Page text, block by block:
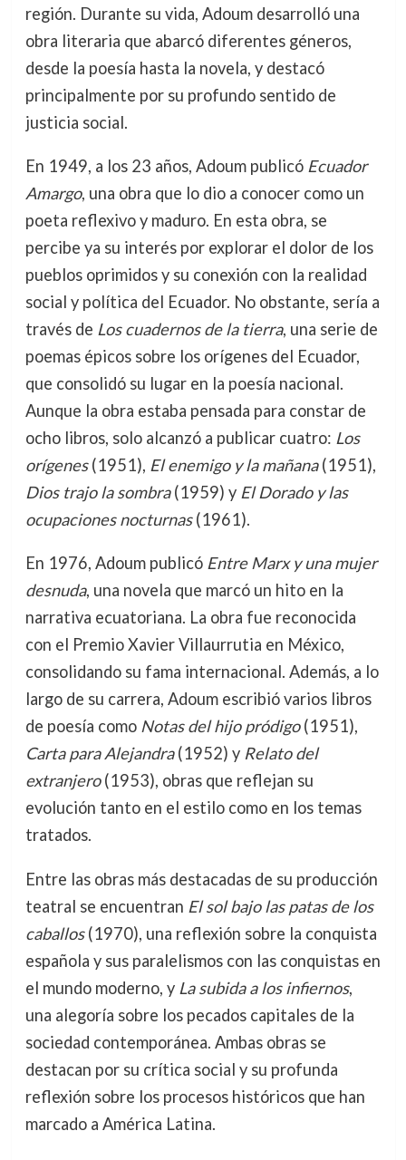
región. Durante su vida, Adoum desarrolló una
obra literaria que abarcó diferentes géneros,
desde la poesía hasta la novela, y destacó
principalmente por su profundo sentido de
justicia social.
En 1949, a los 23 años, Adoum publicó Ecuador
Amargo, una obra que lo dio a conocer como un
poeta reflexivo y maduro. En esta obra, se
percibe ya su interés por explorar el dolor de los
pueblos oprimidos y su conexión con la realidad
social y política del Ecuador. No obstante, sería a
través de Los cuadernos de la tierra, una serie de
poemas épicos sobre los orígenes del Ecuador,
que consolidó su lugar en la poesía nacional.
Aunque la obra estaba pensada para constar de
ocho libros, solo alcanzó a publicar cuatro: Los
orígenes(1951), El enemigo y la mañana(1951),
Dios trajo la sombra(1959) y El Dorado y las
ocupaciones nocturnas(1961).
En 1976, Adoum publicó Entre Marx y una mujer
desnuda, una novela que marcó un hito en la
narrativa ecuatoriana. La obra fue reconocida
con el Premio Xavier Villaurrutia en México,
consolidando su fama internacional. Además, a lo
largo de su carrera, Adoum escribió varios libros
de poesía como Notas del hijo pródigo(1951),
Carta para Alejandra(1952) y Relato del
extranjero(1953), obras que reflejan su
evolución tanto en el estilo como en los temas
tratados.
Entre las obras más destacadas de su producción
teatral se encuentran El sol bajo las patas de los
caballos(1970), una reflexión sobre la conquista
española y sus paralelismos con las conquistas en
el mundo moderno, y La subida a los infiernos,
una alegoría sobre los pecados capitales de la
sociedad contemporánea. Ambas obras se
destacan por su crítica social y su profunda
reflexión sobre los procesos históricos que han
marcado a América Latina.